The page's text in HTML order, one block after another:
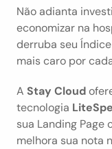
Não adianta
economizar na
derruba seu
mais caro por
A Stay Cloud
tecnologia
sua Landing Page
melhora sua nota